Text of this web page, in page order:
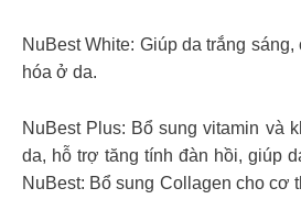
NuBest White: Giúp da trắng
hóa ở da.
NuBest Plus: Bổ sung vitamin và
da, hỗ trợ tăng tính đàn hồi, giúp
NuBest: Bổ sung Collagen cho cơ